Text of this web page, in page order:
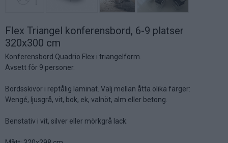
Flex Triangel konferensbord, 6-9 platser
320x300 cm
Konferensbord Quadrio Flex i triangelform.
Avsett för 9 personer.
Bordsskivor i reptålig laminat. Välj mellan åtta olika färger:
Wengé, ljusgrå, vit, bok, ek, valnöt, alm eller betong.
Benstativ i vit, silver eller mörkgrå lack.